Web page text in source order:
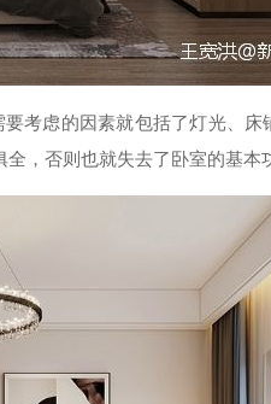
考虑的因素就包括了灯光、床
，否则也就失去了卧室的基本